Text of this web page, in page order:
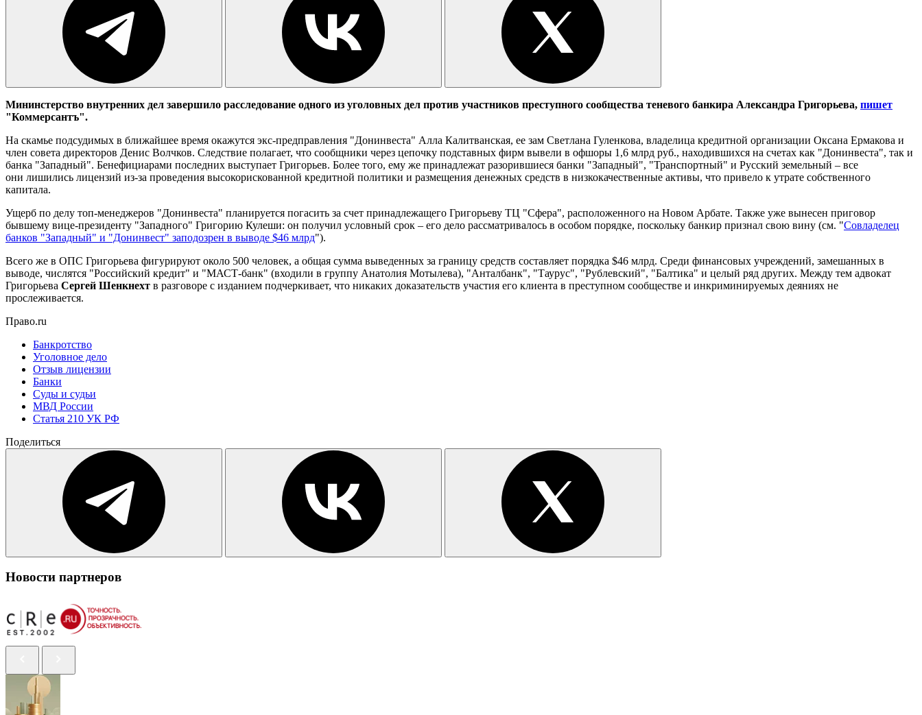
Мининстерство внутренних дел завершило расследование одного из уголовных дел против участников преступного сообщества теневого банкира Александра Григорьева, пишет
"Коммерсантъ".
На скамье подсудимых в ближайшее время окажутся экс-предправления "Донинвеста" Алла Калитванская, ее зам Светлана Гуленкова, владелица кредитной организации Оксана Ермакова и
член совета директоров Денис Волчков. Следствие полагает, что сообщники через цепочку подставных фирм вывели в офшоры 1,6 млрд руб., находившихся на счетах как "Донинвеста", так и
банка "Западный". Бенефициарами последних выступает Григорьев. Более того, ему же принадлежат разорившиеся банки "Западный", "Транспортный" и Русский земельный – все
они лишились лицензий из-за проведения высокорискованной кредитной политики и размещения денежных средств в низкокачественные активы, что привело к утрате собственного
капитала.
Ущерб по делу топ-менеджеров "Донинвеста" планируется погасить за счет принадлежащего Григорьеву ТЦ "Сфера", расположенного на Новом Арбате. Также уже вынесен приговор
бывшему вице-президенту "Западного" Григорию Кулеши: он получил условный срок – его дело рассматривалось в особом порядке, поскольку банкир признал свою вину (см. "Совладелец
банков "Западный" и "Донинвест" заподозрен в выводе $46 млрд").
Всего же в ОПС Григорьева фигурируют около 500 человек, а общая сумма выведенных за границу средств составляет порядка $46 млрд. Среди финансовых учреждений, замешанных в
выводе, числятся "Российский кредит" и "МАСТ-банк" (входили в группу Анатолия Мотылева), "Анталбанк", "Таурус", "Рублевский", "Балтика" и целый ряд других. Между тем адвокат
Григорьева Сергей Шенкнехт в разговоре с изданием подчеркивает, что никаких доказательств участия его клиента в преступном сообществе и инкриминируемых деяниях не
прослеживается.
Право.ru
Банкротство
Уголовное дело
Отзыв лицензии
Банки
Суды и судьи
МВД России
Статья 210 УК РФ
Поделиться
Новости партнеров